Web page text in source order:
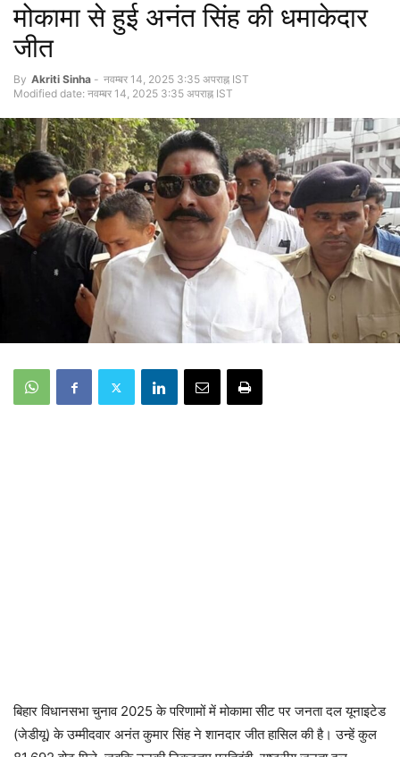
मोकामा से हुई अनंत सिंह की धमाकेदार
जीत
By Akriti Sinha - नवम्बर 14, 2025 3:35 अपराह्न IST
Modified date: नवम्बर 14, 2025 3:35 अपराह्न IST
बिहार विधानसभा चुनाव 2025 के परिणामों में मोकामा सीट पर जनता दल यूनाइटेड
(जेडीयू) के उम्मीदवार अनंत कुमार सिंह ने शानदार जीत हासिल की है। उन्हें कुल